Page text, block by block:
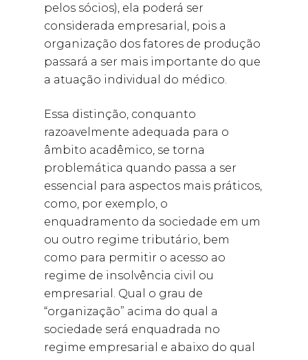
pelos sócios), ela poderá ser
considerada empresarial, pois a
organização dos fatores de produção
passará a ser mais importante do que
a atuação individual do médico.
Essa distinção, conquanto
razoavelmente adequada para o
âmbito acadêmico, se torna
problemática quando passa a ser
essencial para aspectos mais práticos,
como, por exemplo, o
enquadramento da sociedade em um
ou outro regime tributário, bem
como para permitir o acesso ao
regime de insolvência civil ou
empresarial. Qual o grau de
“organização” acima do qual a
sociedade será enquadrada no
regime empresarial e abaixo do qual